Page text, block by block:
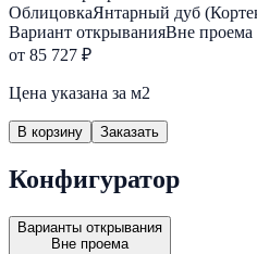
ОблицовкаЯнтарный дуб
Вариант открыванияВне проема
от 85 727 ₽
Цена указана за м2
В корзину Заказать
Конфигуратор
Варианты открывания
Вне проема